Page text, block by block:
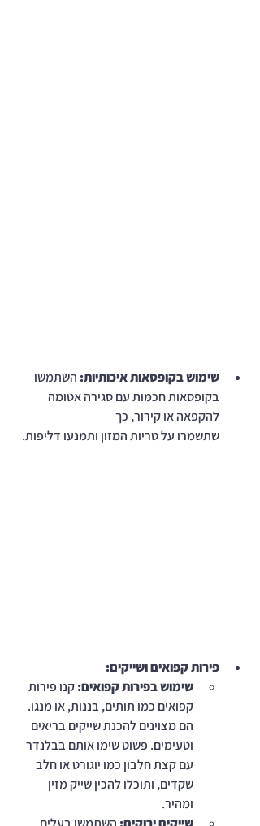
שימוש בקופסאות איכותיות: השתמשו
בקופסאות חכמות עם סגירה אטומה
להקפאה או קירור, כך
שתשמרו על טריות המזון ותמנעו דליפות.
פירות קפואים ושייקים:
שימוש בפירות קפואים: קנו פירות
קפואים כמו תותים, בננות, או מנגו.
הם מצוינים להכנת שייקים בריאים
וטעימים. פשוט שימו אותם בבלנדר
עם קצת חלבון כמו יוגורט או חלב
שקדים, ותוכלו להכין שייק מזין
ומהיר.